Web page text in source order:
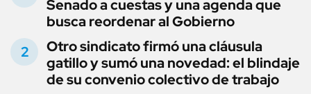
Senado a cuestas y una agenda que
busca reordenar al Gobierno
Otro sindicato firmó una cláusula
gatillo y sumó una novedad: el blindaje
de su convenio colectivo de trabajo